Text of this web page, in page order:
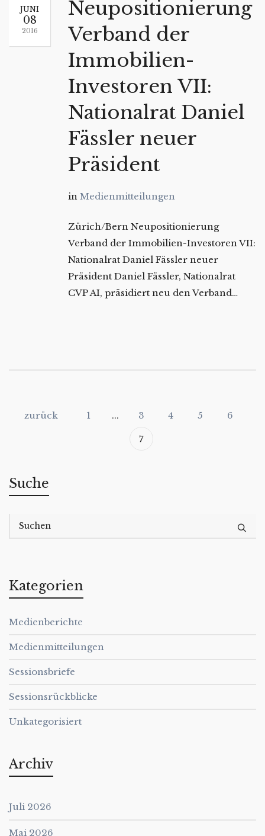
JUNI
08
2016
Neupositionierung
Verband der
Immobilien-
Investoren VII:
Nationalrat Daniel
Fässler neuer
Präsident
in Medienmitteilungen
Zürich/Bern Neupositionierung
Verband der Immobilien-Investoren VII:
Nationalrat Daniel Fässler neuer
Präsident Daniel Fässler, Nationalrat
CVP AI, präsidiert neu den Verband…
zurück 1 ... 3 4 5 6
7
Suche
Kategorien
Medienberichte
Medienmitteilungen
Sessionsbriefe
Sessionsrückblicke
Unkategorisiert
Archiv
Juli 2026
Mai 2026